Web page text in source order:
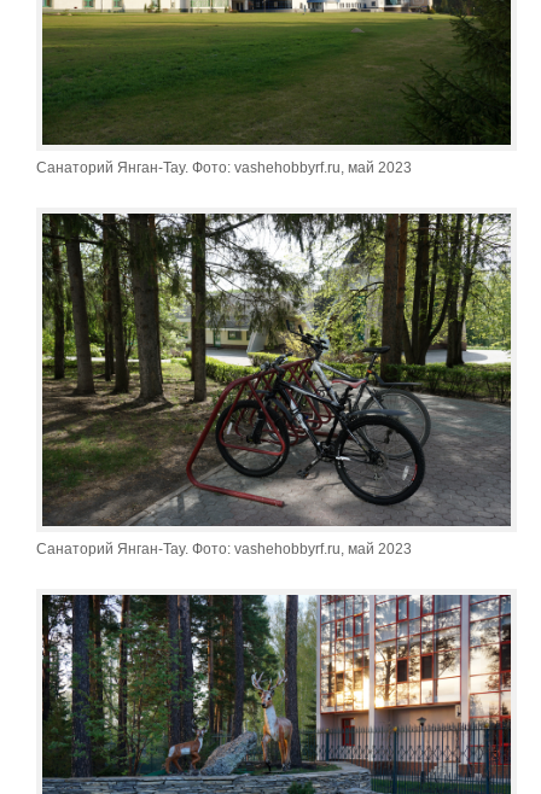
Санаторий Янган-Тау. Фото: vashehobbyrf.ru, май 2023
Санаторий Янган-Тау. Фото: vashehobbyrf.ru, май 2023